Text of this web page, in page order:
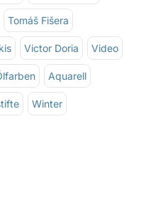
Tomáš Fišera
Victor Doria Video
Aquarell
Winter